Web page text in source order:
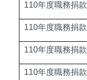
110年度職務捐款
110年度職務捐款
110年度職務捐款
110年度職務捐款